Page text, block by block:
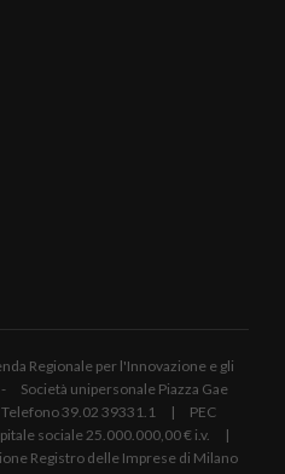
Regionale per l'Innovazione e gli
unipersonale Piazza Gae
39.02 39331.1 | PEC
sociale 25.000.000,00 € i.v. |
Registro delle Imprese di Milano